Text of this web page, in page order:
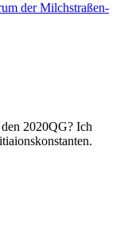
der Milchstraßen-
2020QG? Ich